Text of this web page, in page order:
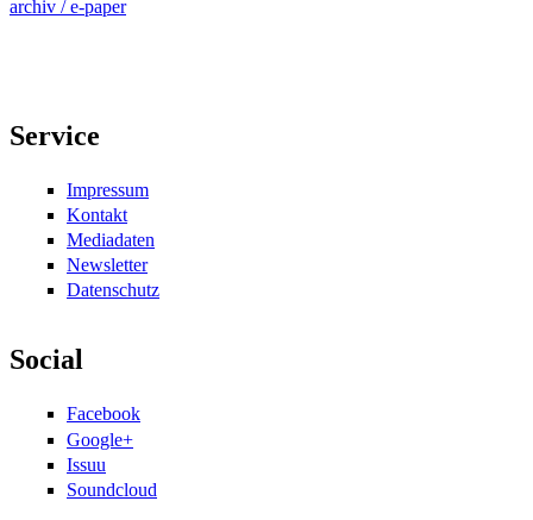
archiv / e-paper
Service
Impressum
Kontakt
Mediadaten
Newsletter
Datenschutz
Social
Facebook
Google+
Issuu
Soundcloud